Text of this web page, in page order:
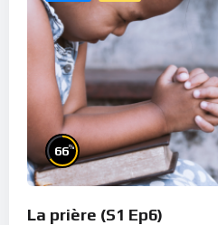
66%
La prière (S1 Ep6)